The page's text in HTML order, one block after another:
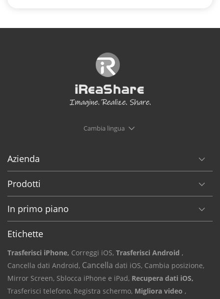
Cambia lingua
Azienda
Prodotti
In primo piano
Etichette
Trasferisci iPhone, Correggi iOS, Trasferisci Android ,
Cancella dati Android, Cancella dati iOS, Cambia posizione,
Mirror Screen, Sblocca iPhone e iPad, Recupera dati iOS,
Trasferisci telefono, Registra schermo, Migliora video ,